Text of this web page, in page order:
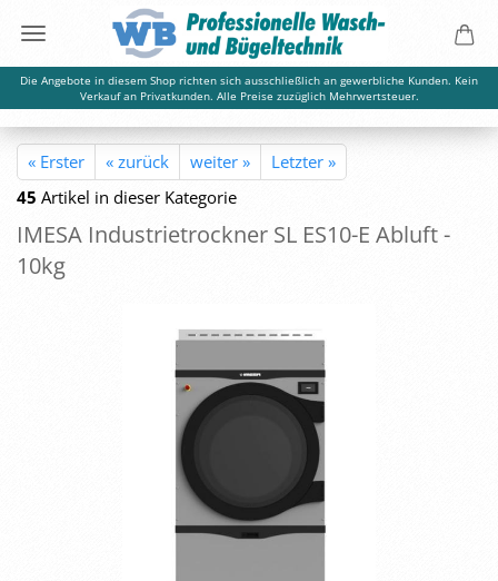
Die Angebote in diesem Shop richten sich ausschließlich an gewerbliche Kunden. Kein
Verkauf an Privatkunden. Alle Preise zuzüglich Mehrwertsteuer.
« Erster « zurück weiter »
Letzter »
45 Artikel in dieser Kategorie
IMESA In­dus­trie­trock­ner SL ES10-​E Ab­luft -
10kg